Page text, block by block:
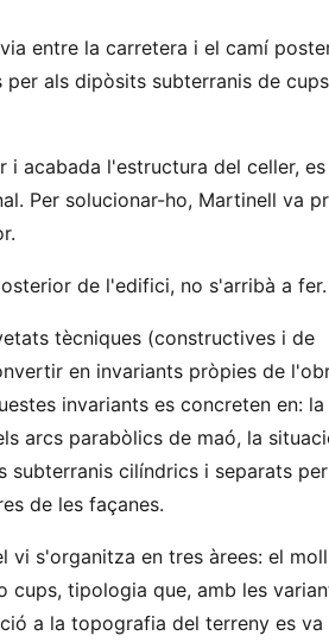
entre la carretera i el camí
als dipòsits subterranis de
acabada l'estructura del celler,
Per solucionar-ho, Martinell va
de l'edifici, no s'arribà a fer.
tècniques (constructives i de
en invariants pròpies de
invariants es concreten en: la
arcs parabòlics de maó, la
subterranis cilíndrics i separats per
de les façanes.
vi s'organitza en tres àrees: el
cups, tipologia que, amb les
a la topografia del terreny es va